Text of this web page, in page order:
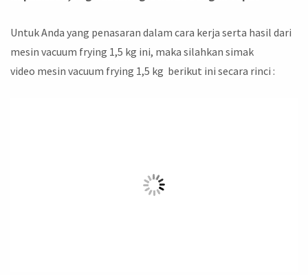
Untuk Anda yang penasaran dalam cara kerja serta hasil dari
mesin vacuum frying 1,5 kg ini, maka silahkan simak
video mesin vacuum frying 1,5 kg berikut ini secara rinci :